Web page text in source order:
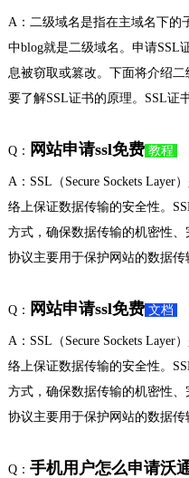
A：二级域名是指在主域名下的
中blog就是二级域名。申请SSL
息被窃取或篡改。下面将介绍
要了解SSL证书的原理。SSL证
Q： 网站申请ssl免费 教程
A：SSL（Secure Sockets
络上保证数据传输的安全性。
方式，确保数据传输的机密性
协议主要用于保护网站的数据
Q： 网站申请ssl免费 文档
A：SSL（Secure Sockets
络上保证数据传输的安全性。
方式，确保数据传输的机密性
协议主要用于保护网站的数据
Q： 手机用户怎么申请沃